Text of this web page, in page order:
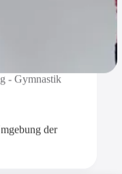
- Gymnastik
der